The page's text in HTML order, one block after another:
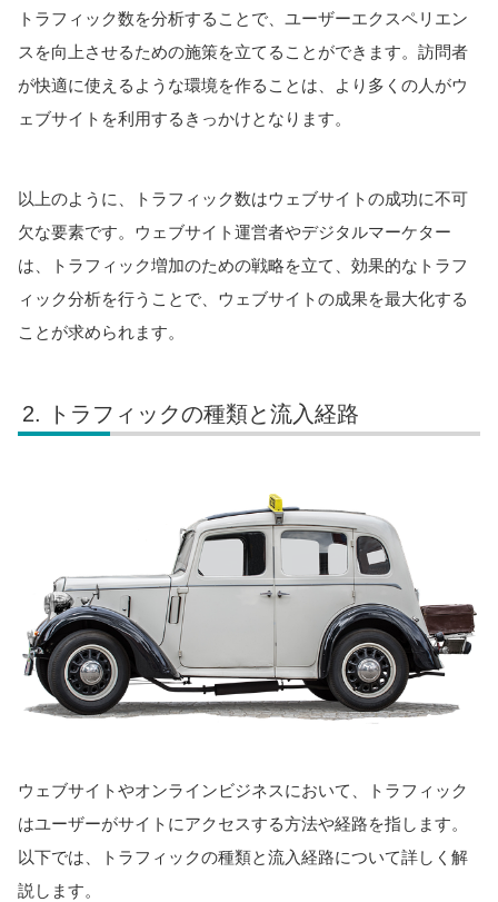
トラフィック数を分析することで、ユーザーエクスペリエン
スを向上させるための施策を立てることができます。訪問者
が快適に使えるような環境を作ることは、より多くの人がウ
ェブサイトを利用するきっかけとなります。
以上のように、トラフィック数はウェブサイトの成功に不可
欠な要素です。ウェブサイト運営者やデジタルマーケター
は、トラフィック増加のための戦略を立て、効果的なトラフ
ィック分析を行うことで、ウェブサイトの成果を最大化する
ことが求められます。
トラフィックの種類と流入経路
ウェブサイトやオンラインビジネスにおいて、トラフィック
はユーザーがサイトにアクセスする方法や経路を指します。
以下では、トラフィックの種類と流入経路について詳しく解
説します。